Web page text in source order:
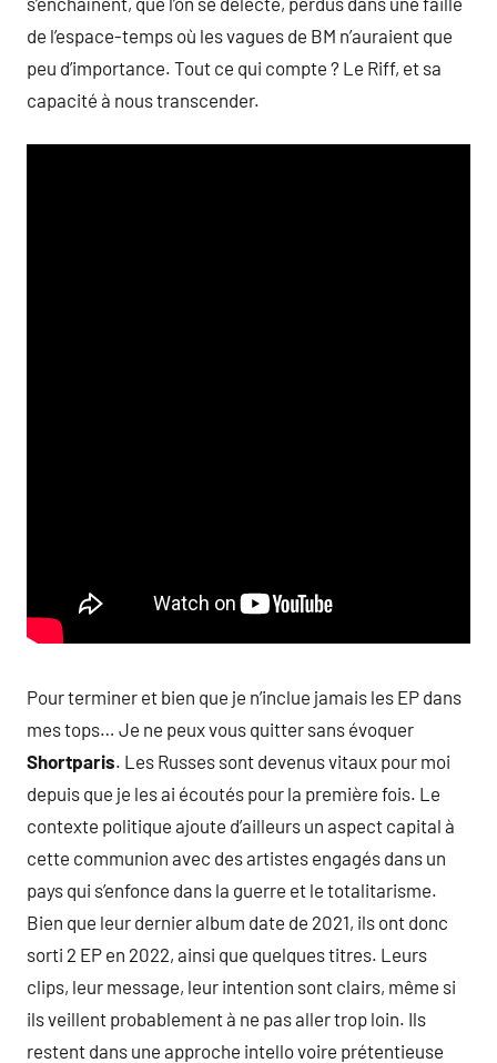
de l’espace-temps où les vagues de BM n’auraient que
peu d’importance. Tout ce qui compte ? Le Riff, et sa
capacité à nous transcender.
Pour terminer et bien que je n’inclue jamais les EP dans
mes tops… Je ne peux vous quitter sans évoquer
Shortparis. Les Russes sont devenus vitaux pour moi
depuis que je les ai écoutés pour la première fois. Le
contexte politique ajoute d’ailleurs un aspect capital à
cette communion avec des artistes engagés dans un
pays qui s’enfonce dans la guerre et le totalitarisme.
Bien que leur dernier album date de 2021, ils ont donc
sorti 2 EP en 2022, ainsi que quelques titres. Leurs
clips, leur message, leur intention sont clairs, même si
ils veillent probablement à ne pas aller trop loin. Ils
restent dans une approche intello voire prétentieuse